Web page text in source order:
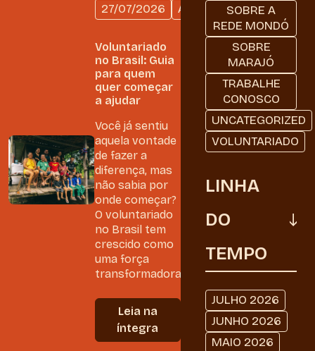
27/07/2026 AMAZÔNIA
Voluntariado
no Brasil: Guia
para quem
quer começar
a ajudar
Você já sentiu
aquela vontade
de fazer a
diferença, mas
não sabia por
onde começar?
O voluntariado
no Brasil tem
crescido como
uma força
transformadora,...
Leia na
íntegra
SOBRE A
REDE MONDÓ
SOBRE
MARAJÓ
TRABALHE
CONOSCO
UNCATEGORIZED
VOLUNTARIADO
LINHA
DO
TEMPO
JULHO 2026
JUNHO 2026
MAIO 2026